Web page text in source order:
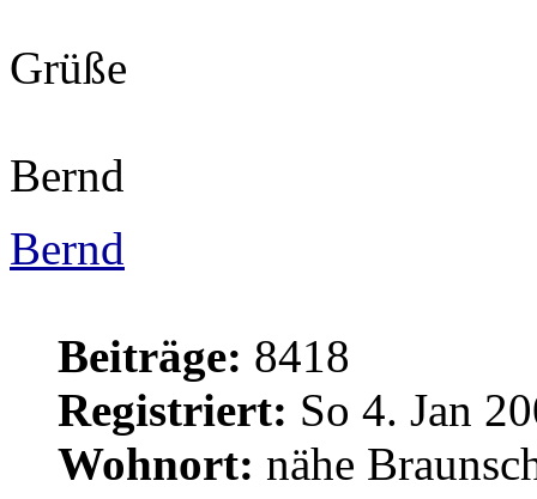
Grüße
Bernd
Bernd
Beiträge: 8418
Registriert: So 4. Jan
Wohnort: nähe